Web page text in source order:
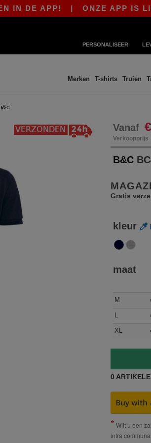
APP! | ONZE APP IS LIVE!
PERSONALISEER
Merken T-shirts Truien
b&c
Vanaf
Verkoopprijs
B&C
Gratis
kleur
maat
M
L
XL
0
Wilt u een
intra